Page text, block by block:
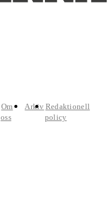
Om
oss
Arkiv Redaktionell
policy